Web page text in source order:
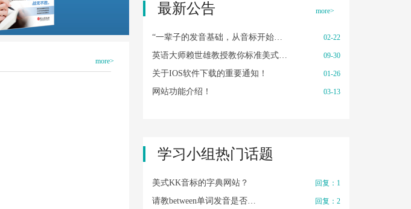
more>
最新公告
“一辈子的发音基础，从音标开始… 02-22
英语大师赖世雄教授教你标准美式… 09-30
关于IOS软件下载的重要通知！ 01-26
网站功能介绍！ 03-13
more>
学习小组热门话题
美式KK音标的字典网站？ 回复：1
请教between单词发音是否… 回复：2